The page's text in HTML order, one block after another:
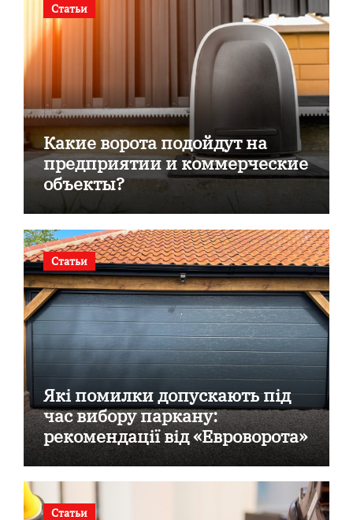
Статьи
Какие ворота подойдут на
предприятии и коммерческие
объекты?
Статьи
Які помилки допускають під
час вибору паркану:
рекомендації від «Евроворота»
Статьи